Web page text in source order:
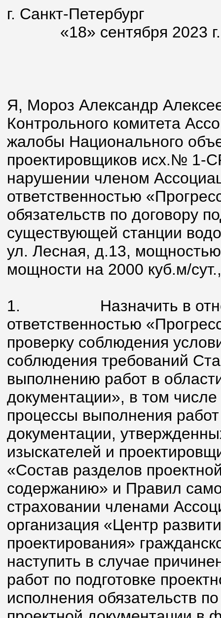
г.
«18» сентября 2023 г.
Я, Мороз Александр
Контрольного комитета
жалобы Национального
проектировщиков исх.№ 1-
нарушении членом
ответственностью
обязательств по договору
существующей станции
ул. Лесная, д.13,
мощности на 2000 куб.м/
1. Назначить в
ответственностью
проверку соблюдения
соблюдения требований
выполнению работ в
документации», в том
процессы выполнения
документации,
изыскателей и
«Состав разделов
содержанию» и Правил
страховании членами
организация «Центр
проектирования»
наступить в случае
работ по подготовке
исполнения обязательств